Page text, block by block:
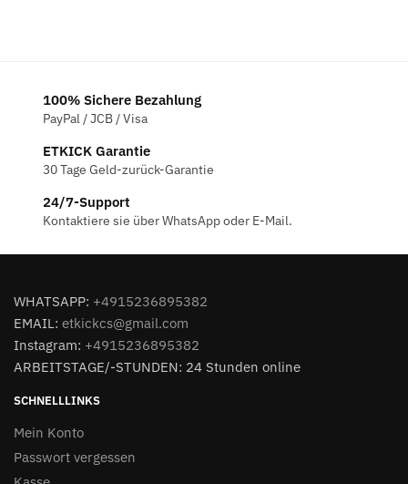
100% Sichere Bezahlung
PayPal / JCB / Visa
ETKICK Garantie
30 Tage Geld-zurück-Garantie
24/7-Support
Kontaktiere sie über WhatsApp oder E-Mail.
WHATSAPP: +4915236895382
EMAIL: etkickcs@gmail.com
Instagram: +4915236895382
ARBEITSTAGE/-STUNDEN: 24 Stunden online
SCHNELLLINKS
Mein Konto
Passwort vergessen